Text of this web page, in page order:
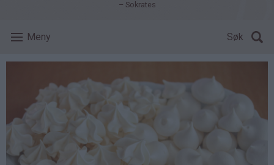
– Sokrates
Meny Søk